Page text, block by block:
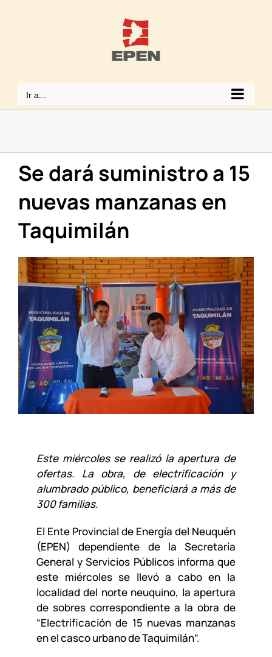
Ir a...
Se dará suministro a 15
nuevas manzanas en
Taquimilán
Este miércoles se realizó la apertura de
ofertas. La obra, de electrificación y
alumbrado público, beneficiará a más de
300 familias.
El Ente Provincial de Energía del Neuquén
(EPEN) dependiente de la Secretaría
General y Servicios Públicos informa que
este miércoles se llevó a cabo en la
localidad del norte neuquino, la apertura
de sobres correspondiente a la obra de
“Electrificación de 15 nuevas manzanas
en el casco urbano de Taquimilán”.